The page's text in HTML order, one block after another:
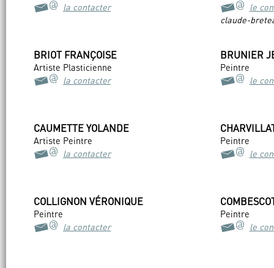
la contacter
le
claude-
BRIOT FRANÇOISE
Artiste Plasticienne
la contacter
BRUNIER
Peintre
le
CAUMETTE YOLANDE
Artiste Peintre
la contacter
Peintre
le
COLLIGNON VÉRONIQUE
Peintre
la contacter
Peintre
le